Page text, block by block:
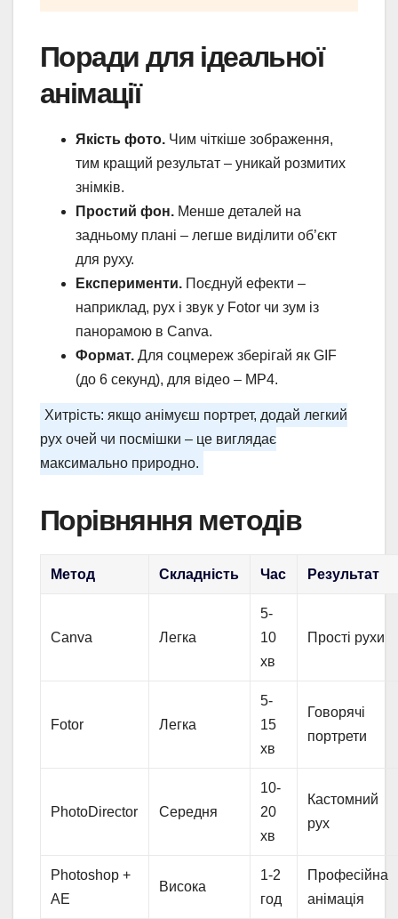
Поради для ідеальної
анімації
Якість фото. Чим чіткіше зображення,
тим кращий результат – уникай розмитих
знімків.
Простий фон. Менше деталей на
задньому плані – легше виділити об’єкт
для руху.
Експерименти. Поєднуй ефекти –
наприклад, рух і звук у Fotor чи зум із
панорамою в Canva.
Формат. Для соцмереж зберігай як GIF
(до 6 секунд), для відео – MP4.
Хитрість: якщо анімуєш портрет, додай легкий
рух очей чи посмішки – це виглядає
максимально природно.
Порівняння методів
Метод Складність Час Результат
Canva Легка
5-
10
хв
Прості рухи
Fotor Легка
5-
15
хв
Говорячі
портрети
PhotoDirector Середня
10-
20
хв
Кастомний
рух
Photoshop +
AE
Висока
1-2
год
Професійна
анімація